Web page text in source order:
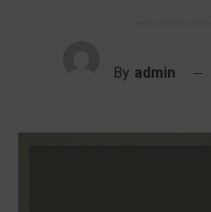
By admin